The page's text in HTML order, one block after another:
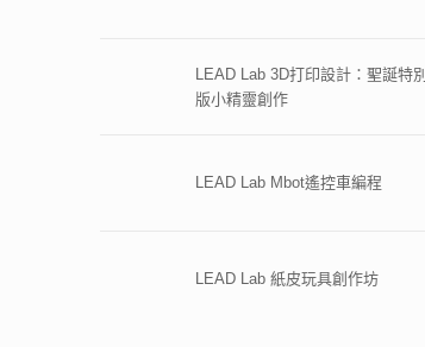
LEAD Lab 3D打印設計：聖誕特別
版小精靈創作
LEAD Lab Mbot遙控車編程
LEAD Lab 紙皮玩具創作坊